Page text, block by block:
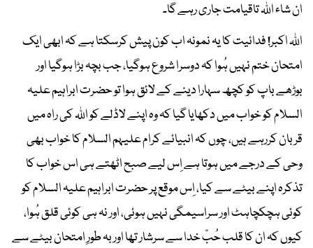
ان شاء اﷲ تاقیامت جاری رہے گا۔
اﷲ اکبر! فدائیت کا یہ نمونہ اب کون پیش کرسکتا ہے کہ ابھی ایک
امتحان ختم نہیں ہُوا کہ دوسرا شروع ہوگیا، جب بچہ بڑا ہوگیا اور
بوڑھے باپ کو کچھ سہارا دینے کے لائق ہوا تو حضرت ابراہیم علیہ
السلام کو خواب میں دکھایا گیا کہ وہ اپنے لاڈلے کو اﷲ کی راہ میں
قربان کررہے ہیں، چوں کہ انبیائے کرام علیہم السلام کا خواب بھی
وحی کے درجے میں ہوتا ہے اِس لیے صبح اٹھتے ہی اس خواب کا
تذکرہ اپنے بیٹے سے کیا، اِس موقع پر حضرت ابراہیم علیہ السلام کو
کوئی ہچکچاہٹ اور سراسیمگی نہیں ہوئی، اور نہ ہی کوئی قلق ہُوا،
کیوں کہ ان کا قلب حُبّ خدا سے سرشار تھا اور بہ طورِ امتحان بیٹے سے